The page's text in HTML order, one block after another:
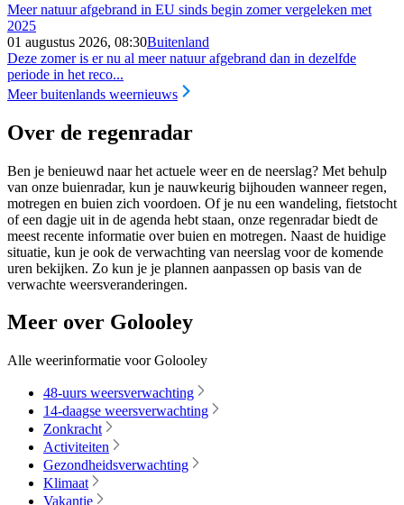
Meer natuur afgebrand in EU sinds begin zomer vergeleken met
2025
01 augustus 2026, 08:30Buitenland
Deze zomer is er nu al meer natuur afgebrand dan in dezelfde
periode in het reco...
Meer buitenlands weernieuws
Over de regenradar
Ben je benieuwd naar het actuele weer en de neerslag? Met behulp
van onze buienradar, kun je nauwkeurig bijhouden wanneer regen,
motregen en buien zich voordoen. Of je nu een wandeling, fietstocht
of een dagje uit in de agenda hebt staan, onze regenradar biedt de
meest recente informatie over buien en motregen. Naast de huidige
situatie, kun je ook de verwachting van neerslag voor de komende
uren bekijken. Zo kun je je plannen aanpassen op basis van de
verwachte weersveranderingen.
Meer over Golooley
Alle weerinformatie voor Golooley
48-uurs weersverwachting
14-daagse weersverwachting
Zonkracht
Activiteiten
Gezondheidsverwachting
Klimaat
Vakantie